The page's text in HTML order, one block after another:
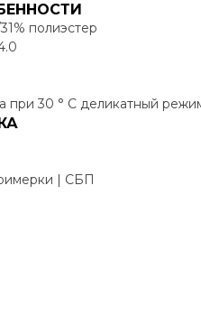
полиэстер
при 30 ° C деликатный
| СБП